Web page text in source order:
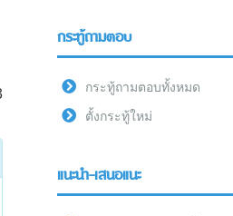
กระทู้ถามตอบ
กระทู้ถามตอบทั้งหมด
ตั้งกระทู้ใหม่
แนะนำ-เสนอแนะ